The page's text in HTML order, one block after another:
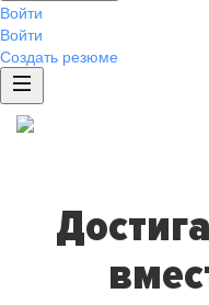
Войти
Войти
Создать резюме